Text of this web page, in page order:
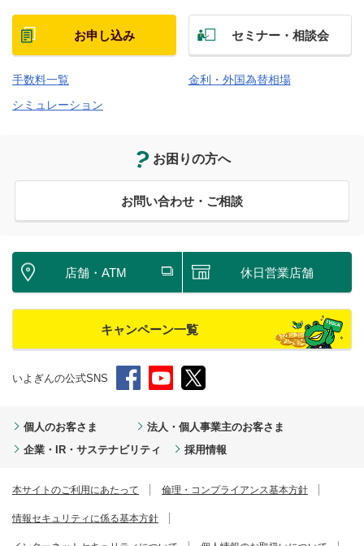
お申し込み セミナー・相談会
手数料一覧
金利・外国為替相場
シミュレーション
お困りの方へ
お問い合わせ・ご相談
店舗・ATM 休日営業店舗
キャンペーン一覧
いよぎんの公式SNS
個人のお客さま
法人・個人事業主のお客さま
企業・IR・サステナビリティ
採用情報
本サイトのご利用にあたって 倫理・コンプライアンス基本方針
情報セキュリティに係る基本方針